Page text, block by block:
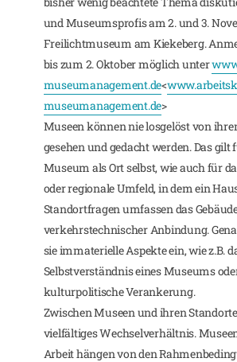
und Museumsprofis am 2. und 3.
Freilichtmuseum am Kiekeberg.
bis zum 2. Oktober möglich unter
museumanagement.de<
museumanagement.de>
Museen können nie losgelöst von
gesehen und gedacht werden. Das gilt
Museum als Ort selbst, wie auch für
oder regionale Umfeld, in dem ein
Standortfragen umfassen das
verkehrstechnischer Anbindung.
sie immaterielle Aspekte ein, wie z.B.
Selbstverständnis eines Museums
kulturpolitische Verankerung.
Zwischen Museen und ihren
vielfältiges Wechselverhältnis.
Arbeit hängen von den